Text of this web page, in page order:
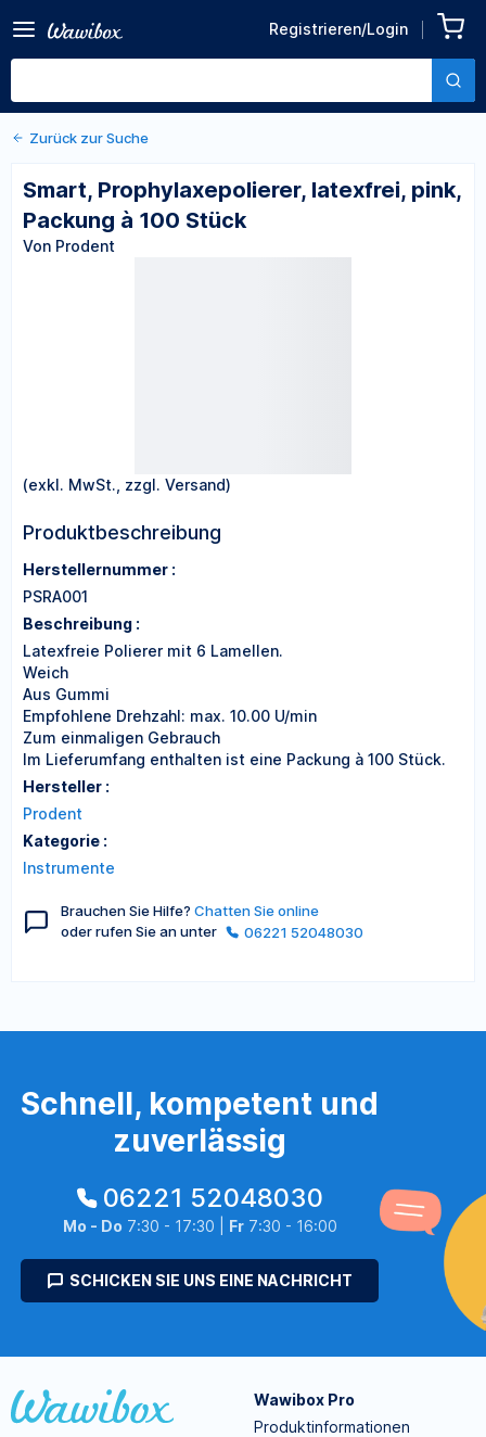
Registrieren/Login
latexfrei, pink, Packung à
100 Stück
Von Prodent
Zurück zu den Produktdetails
Zurück zur Suche
Smart, Prophylaxepolierer, latexfrei, pink,
Packung à 100 Stück
Von Prodent
(exkl. MwSt., zzgl. Versand)
Produktbeschreibung
Herstellernummer :
PSRA001
Beschreibung :
Latexfreie Polierer mit 6 Lamellen.
Weich
Aus Gummi
Empfohlene Drehzahl: max. 10.00 U/min
Zum einmaligen Gebrauch
Im Lieferumfang enthalten ist eine Packung à 100 Stück.
Hersteller :
Prodent
Kategorie :
Instrumente
Brauchen Sie Hilfe? Chatten Sie online
oder rufen Sie an unter
06221 52048030
Schnell, kompetent und
zuverlässig
06221 52048030
Mo - Do 7:30 - 17:30 | Fr7:30 - 16:00
SCHICKEN SIE UNS EINE NACHRICHT
Wawibox Pro
Produktinformationen